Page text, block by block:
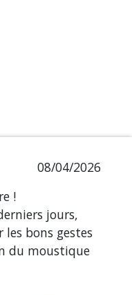
08/04/2026
!
jours,
les bons gestes
du moustique